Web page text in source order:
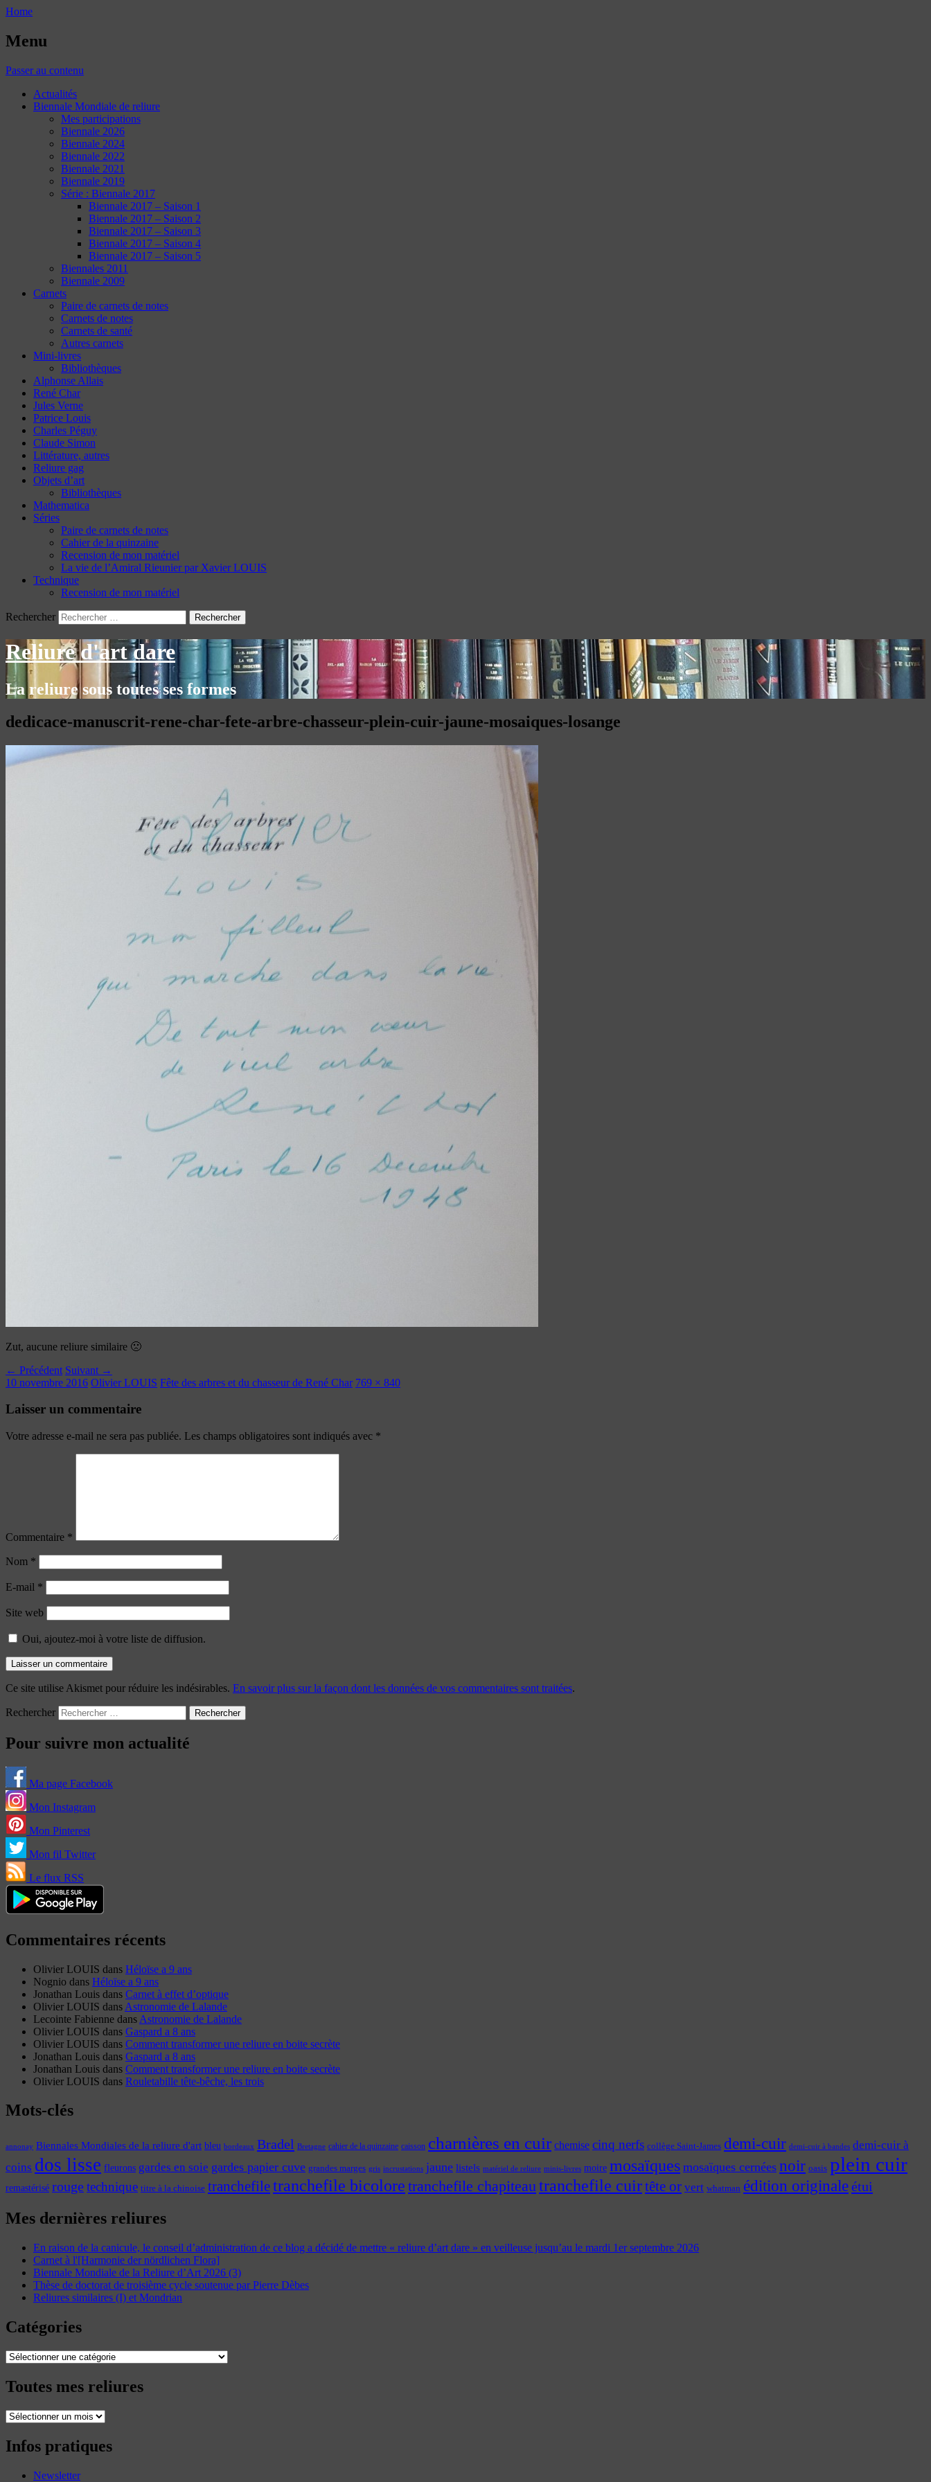
Home
Menu
Passer au contenu
Actualités
Biennale Mondiale de reliure
Mes participations
Biennale 2026
Biennale 2024
Biennale 2022
Biennale 2021
Biennale 2019
Série : Biennale 2017
Biennale 2017 – Saison 1
Biennale 2017 – Saison 2
Biennale 2017 – Saison 3
Biennale 2017 – Saison 4
Biennale 2017 – Saison 5
Biennales 2011
Biennale 2009
Carnets
Paire de carnets de notes
Carnets de notes
Carnets de santé
Autres carnets
Mini-livres
Bibliothèques
Alphonse Allais
René Char
Jules Verne
Patrice Louis
Charles Péguy
Claude Simon
Littérature, autres
Reliure gag
Objets d’art
Bibliothèques
Mathematica
Séries
Paire de carnets de notes
Cahier de la quinzaine
Recension de mon matériel
La vie de l’Amiral Rieunier par Xavier LOUIS
Technique
Recension de mon matériel
Rechercher
Reliure d'art dare
La reliure sous toutes ses formes
dedicace-manuscrit-rene-char-fete-arbre-chasseur-plein-cuir-jaune-mosaiques-losange
Zut, aucune reliure similaire 🙁
← Précédent Suivant →
10 novembre 2016 Olivier LOUIS Fête des arbres et du chasseur de René Char 769 × 840
Laisser un commentaire
Votre adresse e-mail ne sera pas publiée. Les champs obligatoires sont indiqués avec *
Commentaire *
Nom *
E-mail *
Site web
Oui, ajoutez-moi à votre liste de diffusion.
Ce site utilise Akismet pour réduire les indésirables. En savoir plus sur la façon dont les données de vos commentaires sont traitées.
Rechercher
Pour suivre mon actualité
Ma page Facebook
Mon Instagram
Mon Pinterest
Mon fil Twitter
Le flux RSS
Commentaires récents
Olivier LOUIS dans Héloïse a 9 ans
Nognio dans Héloïse a 9 ans
Jonathan Louis dans Carnet à effet d’optique
Olivier LOUIS dans Astronomie de Lalande
Lecointe Fabienne dans Astronomie de Lalande
Olivier LOUIS dans Gaspard a 8 ans
Olivier LOUIS dans Comment transformer une reliure en boite secrète
Jonathan Louis dans Gaspard a 8 ans
Jonathan Louis dans Comment transformer une reliure en boite secrète
Olivier LOUIS dans Rouletabille tête-bêche, les trois
Mots-clés
annonay Biennales Mondiales de la reliure d'art bleu bordeaux Bradel Bretagne cahier de la quinzaine caisson charnières en cuir chemise cinq nerfs collège Saint-James demi-cuir demi-cuir à bandes demi-cuir à
coins dos lisse fleurons gardes en soie gardes papier cuve grandes marges gris incrustations jaune listels matériel de reliure minis-livres moire mosaïques mosaïques cernées noir oasis plein cuir
remastérisé rougetechnique titre à la chinoise tranchefiletranchefile bicolore tranchefile chapiteautranchefile cuirtête or vert whatman édition originaleétui
Mes dernières reliures
En raison de la canicule, le conseil d’administration de ce blog a décidé de mettre « reliure d’art dare » en veilleuse jusqu’au le mardi 1er septembre 2026
Carnet à l'[Harmonie der nördlichen Flora]
Biennale Mondiale de la Reliure d’Art 2026 (3)
Thèse de doctorat de troisième cycle soutenue par Pierre Dèbes
Reliures similaires (I) et Mondrian
Catégories
Catégories
Toutes mes reliures
Toutes
reliures
Infos pratiques
Newsletter